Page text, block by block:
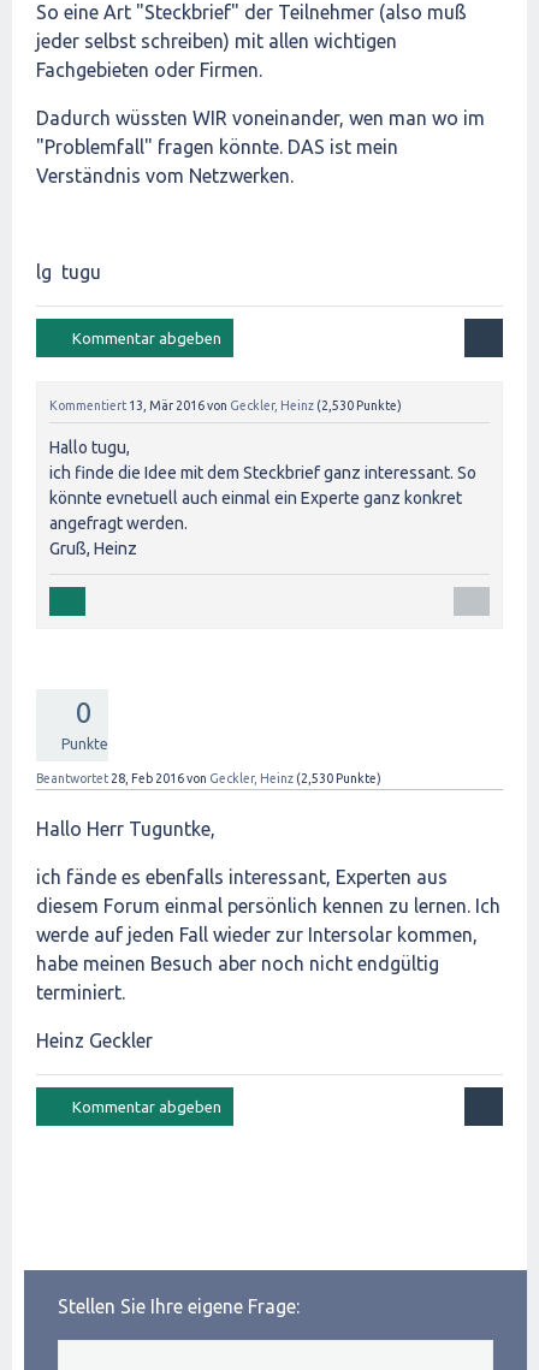
So eine Art "Steckbrief" der Teilnehmer (also muß
jeder selbst schreiben) mit allen wichtigen
Fachgebieten oder Firmen.
Dadurch wüssten WIR voneinander, wen man wo im
"Problemfall" fragen könnte. DAS ist mein
Verständnis vom Netzwerken.
lg tugu
Kommentiert 13, Mär 2016von Geckler, Heinz (2,530 Punkte)
Hallo tugu,
ich finde die Idee mit dem Steckbrief ganz interessant. So
könnte evnetuell auch einmal ein Experte ganz konkret
angefragt werden.
Gruß, Heinz
0
Punkte
Beantwortet 28, Feb 2016von Geckler, Heinz (2,530 Punkte)
Hallo Herr Tuguntke,
ich fände es ebenfalls interessant, Experten aus
diesem Forum einmal persönlich kennen zu lernen. Ich
werde auf jeden Fall wieder zur Intersolar kommen,
habe meinen Besuch aber noch nicht endgültig
terminiert.
Heinz Geckler
Stellen Sie Ihre eigene Frage: